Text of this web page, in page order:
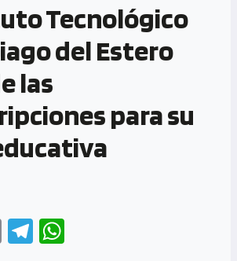
Tecnológico
del Estero
las
para su
C
Te